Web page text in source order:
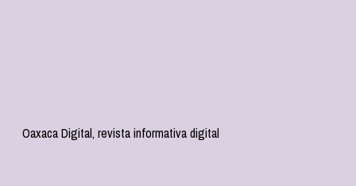
Oaxaca Digital, revista informativa digital